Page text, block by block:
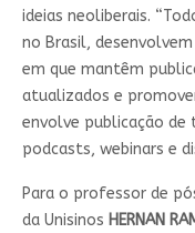
ideias neoliberais.
no Brasil,
em que mantêm
atualizados e
envolve publicação de
podcasts, webinars e
Para o professor de
da Unisinos HERNAN